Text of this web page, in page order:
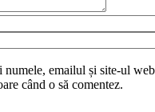
numele, emailul și site-ul
când o să comentez.